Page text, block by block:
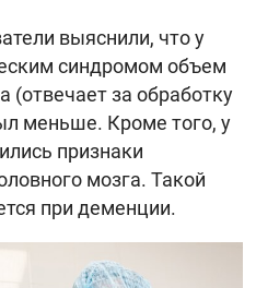
выяснили, что у
синдромом объем
(отвечает за обработку
меньше. Кроме того, у
признаки
мозга. Такой
при деменции.